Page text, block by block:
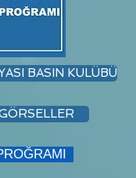
BASIN KULÜBÜ